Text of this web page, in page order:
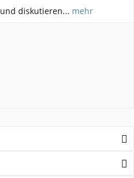
diskutieren... mehr